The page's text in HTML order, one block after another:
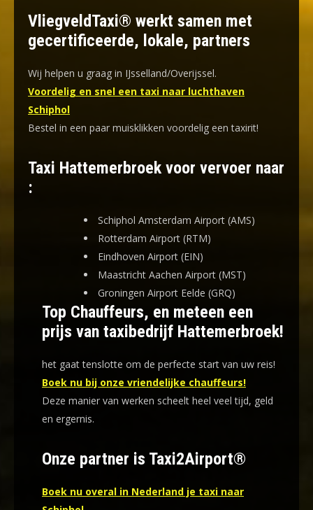
VliegveldTaxi® werkt samen met
gecertificeerde, lokale, partners
Wij helpen u graag in IJsselland/Overijssel.
Voordelig en snel een taxi naar luchthaven
Schiphol
Bestel in een paar muisklikken voordelig een taxirit!
Taxi Hattemerbroek voor vervoer naar
:
Schiphol Amsterdam Airport (AMS)
Rotterdam Airport (RTM)
Eindhoven Airport (EIN)
Maastricht Aachen Airport (MST)
Groningen Airport Eelde (GRQ)
Top Chauffeurs, en meteen een
prijs van taxibedrijf Hattemerbroek!
het gaat tenslotte om de perfecte start van uw reis!
Boek nu bij onze vriendelijke chauffeurs!
Deze manier van werken scheelt heel veel tijd, geld
en ergernis.
Onze partner is Taxi2Airport®
Boek nu overal in Nederland je taxi naar